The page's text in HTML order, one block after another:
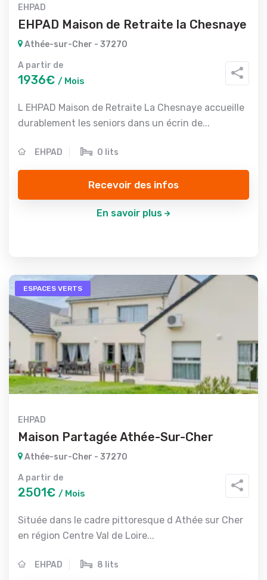
EHPAD
EHPAD Maison de Retraite la Chesnaye
Athée-sur-Cher - 37270
A partir de
1936€ / Mois
L EHPAD Maison de Retraite La Chesnaye accueille
durablement les seniors dans un écrin de...
EHPAD 0 lits
Recevoir des infos
En savoir plus
ESPACES VERTS
EHPAD
Maison Partagée Athée-Sur-Cher
Athée-sur-Cher - 37270
A partir de
2501€ / Mois
Située dans le cadre pittoresque d Athée sur Cher
en région Centre Val de Loire...
EHPAD 8 lits